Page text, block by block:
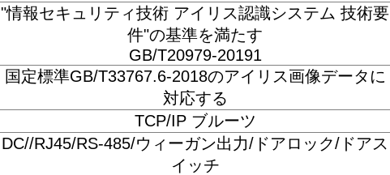
"情報セキュリティ技術 アイリス認識システム 技術要
件"の基準を満たす
GB/T20979-20191
国定標準GB/T33767.6-2018のアイリス画像データに
対応する
TCP/IP ブルーツ
DC//RJ45/RS-485/ウィーガン出力/ドアロック/ドアス
イッチ